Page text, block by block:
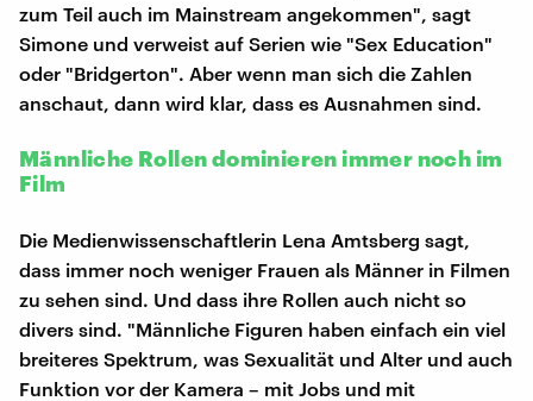
zum Teil auch im Mainstream angekommen", sagt
Simone und verweist auf Serien wie "Sex Education"
oder "Bridgerton". Aber wenn man sich die Zahlen
anschaut, dann wird klar, dass es Ausnahmen sind.
Männliche Rollen dominieren immer noch im
Film
Die Medienwissenschaftlerin Lena Amtsberg sagt,
dass immer noch weniger Frauen als Männer in Filmen
zu sehen sind. Und dass ihre Rollen auch nicht so
divers sind. "Männliche Figuren haben einfach ein viel
breiteres Spektrum, was Sexualität und Alter und auch
Funktion vor der Kamera – mit Jobs und mit